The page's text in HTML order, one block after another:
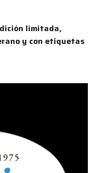
limitada,
y con etiquetas